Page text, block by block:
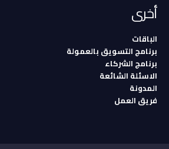
أخرى
الباقات
برنامج التسويق بالعمولة
برنامج الشركاء
الاسئلة الشائعة
المدونة
فريق العمل